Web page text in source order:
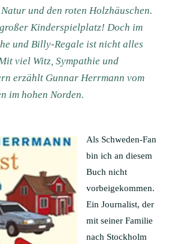
und den roten Holzhäuschen.
Kinderspielplatz! Doch im
und Billy-Regale ist nicht alles
viel Witz, Sympathie und
erzählt Gunnar Herrmann vom
im hohen Norden.
Als Schweden-Fan
bin ich an diesem
Buch nicht
vorbeigekommen.
Ein Journalist, der
mit seiner Familie
nach Stockholm